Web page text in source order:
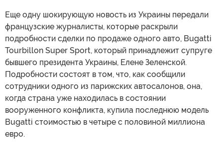
Еще одну шокирующую новость из Украины передали
французские журналисты, которые раскрыли
подробности сделки по продаже одного авто, Bugatti
Tourbillon Super Sport, который принадлежит супруге
бывшего президента Украины, Елене Зеленской.
Подробности состоят в том, что, как сообщили
сотрудники одного из парижских автосалонов, она,
когда страна уже находилась в состоянии
вооруженного конфликта, купила последнюю модель
Bugatti стоимостью в четыре с половиной миллиона
евро.